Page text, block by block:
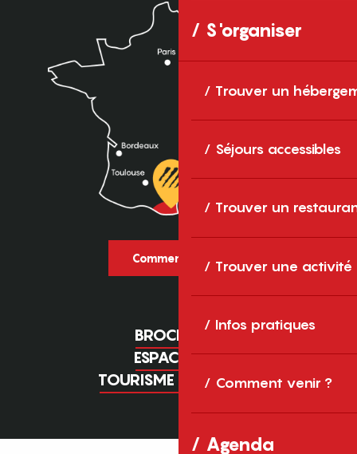
S'organiser
Trouver un
Séjours accessibles
Trouver un
Trouver une activité
Infos pratiques
Comment venir ?
Agenda
Comment venir ?
BROCHURES
ESPACE PRO
TOURISME D'AFFAIRES